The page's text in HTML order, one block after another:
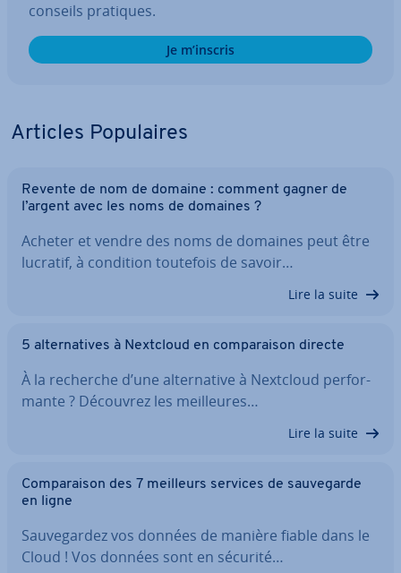
conseils pratiques.
Je m’inscris
Articles Po­pu­laires
Revente de nom de domaine : comment gagner de
l’argent avec les noms de domaines ?
Acheter et vendre des noms de domaines peut être
lucratif, à condition toutefois de savoir…
Lire la suite
5 al­ter­na­tives à Nextcloud en com­pa­rai­son directe
À la recherche d’une al­ter­na­tive à Nextcloud per­for­
mante ? Découvrez les meil­leures…
Lire la suite
Com­pa­rai­son des 7 meilleurs services de sau­ve­garde
en ligne
Sau­ve­gar­dez vos données de manière fiable dans le
Cloud ! Vos données sont en sécurité…